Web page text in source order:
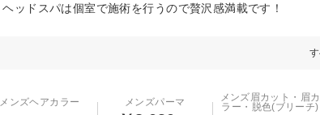
ッドスパは個室で施術を行うので贅沢感満載です！
メンズヘアカラー メンズパーマ
メンズ眉カット・眉カ
ラー・脱色(ブリーチ)